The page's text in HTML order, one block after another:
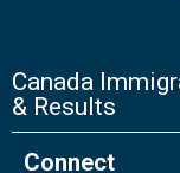
Canada
& Results
Connect